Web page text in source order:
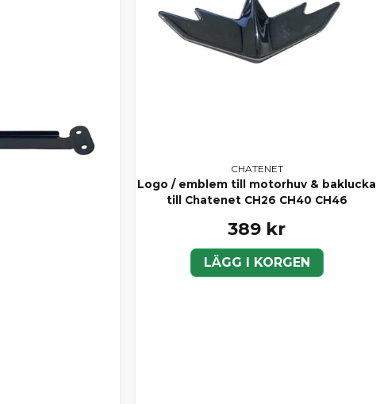
CHATENET
Logo / emblem till motorhuv & baklucka
till Chatenet CH26 CH40 CH46
389 kr
LÄGG I KORGEN